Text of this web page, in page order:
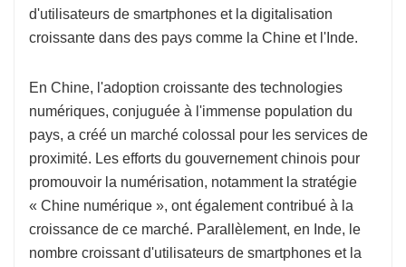
d'utilisateurs de smartphones et la digitalisation
croissante dans des pays comme la Chine et l'Inde.
En Chine, l'adoption croissante des technologies
numériques, conjuguée à l'immense population du
pays, a créé un marché colossal pour les services de
proximité. Les efforts du gouvernement chinois pour
promouvoir la numérisation, notamment la stratégie
« Chine numérique », ont également contribué à la
croissance de ce marché. Parallèlement, en Inde, le
nombre croissant d'utilisateurs de smartphones et la